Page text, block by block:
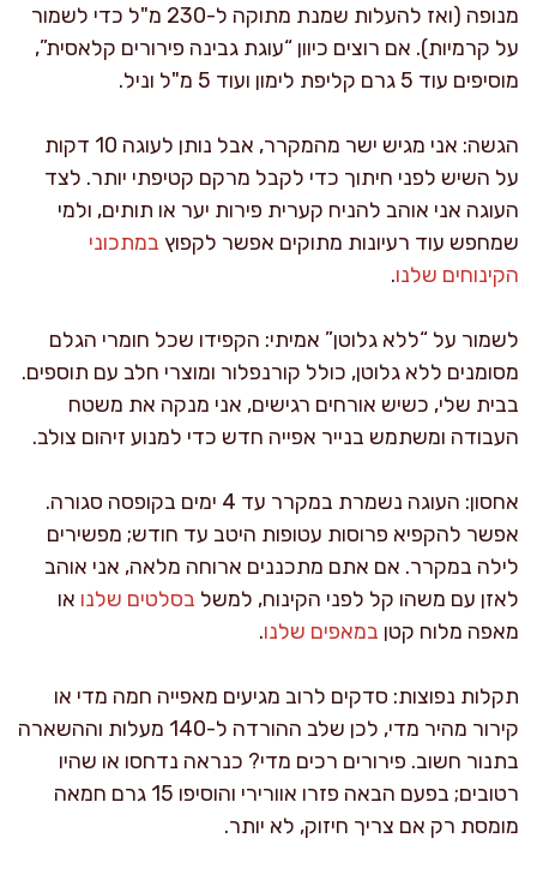
מנופה (ואז להעלות שמנת מתוקה ל-230 מ"ל כדי לשמור
על קרמיות). אם רוצים כיוון “עוגת גבינה פירורים קלאסית”,
מוסיפים עוד 5 גרם קליפת לימון ועוד 5 מ"ל וניל.
הגשה: אני מגיש ישר מהמקרר, אבל נותן לעוגה 10 דקות
על השיש לפני חיתוך כדי לקבל מרקם קטיפתי יותר. לצד
העוגה אני אוהב להניח קערית פירות יער או תותים, ולמי
שמחפש עוד רעיונות מתוקים אפשר לקפוץ במתכוני
הקינוחים שלנו.
לשמור על “ללא גלוטן” אמיתי: הקפידו שכל חומרי הגלם
מסומנים ללא גלוטן, כולל קורנפלור ומוצרי חלב עם תוספים.
בבית שלי, כשיש אורחים רגישים, אני מנקה את משטח
העבודה ומשתמש בנייר אפייה חדש כדי למנוע זיהום צולב.
אחסון: העוגה נשמרת במקרר עד 4 ימים בקופסה סגורה.
אפשר להקפיא פרוסות עטופות היטב עד חודש; מפשירים
לילה במקרר. אם אתם מתכננים ארוחה מלאה, אני אוהב
לאזן עם משהו קל לפני הקינוח, למשל בסלטים שלנו או
מאפה מלוח קטן במאפים שלנו.
תקלות נפוצות: סדקים לרוב מגיעים מאפייה חמה מדי או
קירור מהיר מדי, לכן שלב ההורדה ל-140 מעלות וההשארה
בתנור חשוב. פירורים רכים מדי? כנראה נדחסו או שהיו
רטובים; בפעם הבאה פזרו אוורירי והוסיפו 15 גרם חמאה
מומסת רק אם צריך חיזוק, לא יותר.